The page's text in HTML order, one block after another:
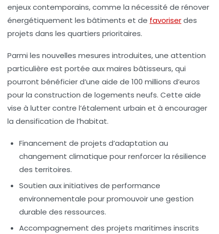
enjeux contemporains, comme la nécessité de rénover
énergétiquement les bâtiments et de favoriserdes
projets dans les quartiers prioritaires.
Parmi les nouvelles mesures introduites, une attention
particulière est portée auxmaires bâtisseurs, qui
pourront bénéficier d’une aide de 100 millions d’euros
pour la construction de logements neufs. Cette aide
vise à lutter contre l’étalement urbain et à encourager
la densification de l’habitat.
Financement de projets d’adaptation au
changement climatique pour renforcer la résilience
des territoires.
Soutien aux initiatives de performance
environnementale pour promouvoir une gestion
durable des ressources.
Accompagnement des projets maritimes inscrits